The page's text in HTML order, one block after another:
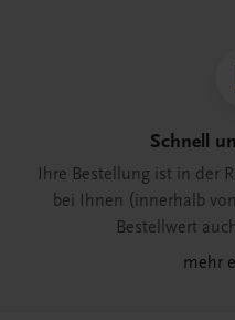
Schnell
Ihre Bestellung ist in der
bei Ihnen (innerhalb
Bestellwert
mehr